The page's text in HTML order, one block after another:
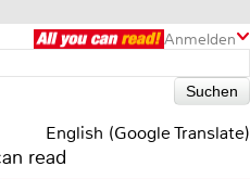
Anmelden
English (Google Translate)
read